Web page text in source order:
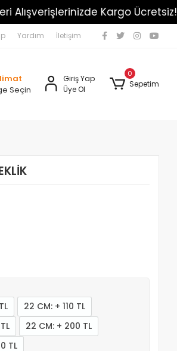
Kargo Ücretsiz!
Yardım İletişim
Seçin
Giriş Yap
Üye Ol
0
Sepetim
22 CM: + 110 TL
22 CM: + 200 TL
TL